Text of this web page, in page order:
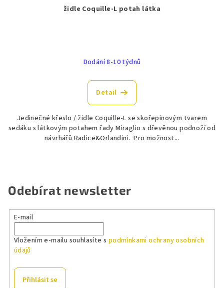
židle Coquille-L potah látka
Dodání 8-10 týdnů
Detail
Jedinečné křeslo / židle Coquille-L se skořepinovým tvarem
sedáku s látkovým potahem řady Miraglio s dřevěnou podnoží od
návrhářů Radice&Orlandini. Pro možnost...
Odebírat newsletter
E-mail
Vložením e-mailu souhlasíte s podmínkami ochrany osobních
údajů
Přihlásit se